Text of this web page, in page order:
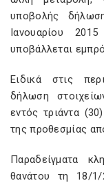
υποβολής
Ιανουαρίου
υποβάλλεται
Ειδικά στις
δήλωση
εντός τριάντα
της προθεσμίας
Παραδείγματα
θανάτου τη 18/